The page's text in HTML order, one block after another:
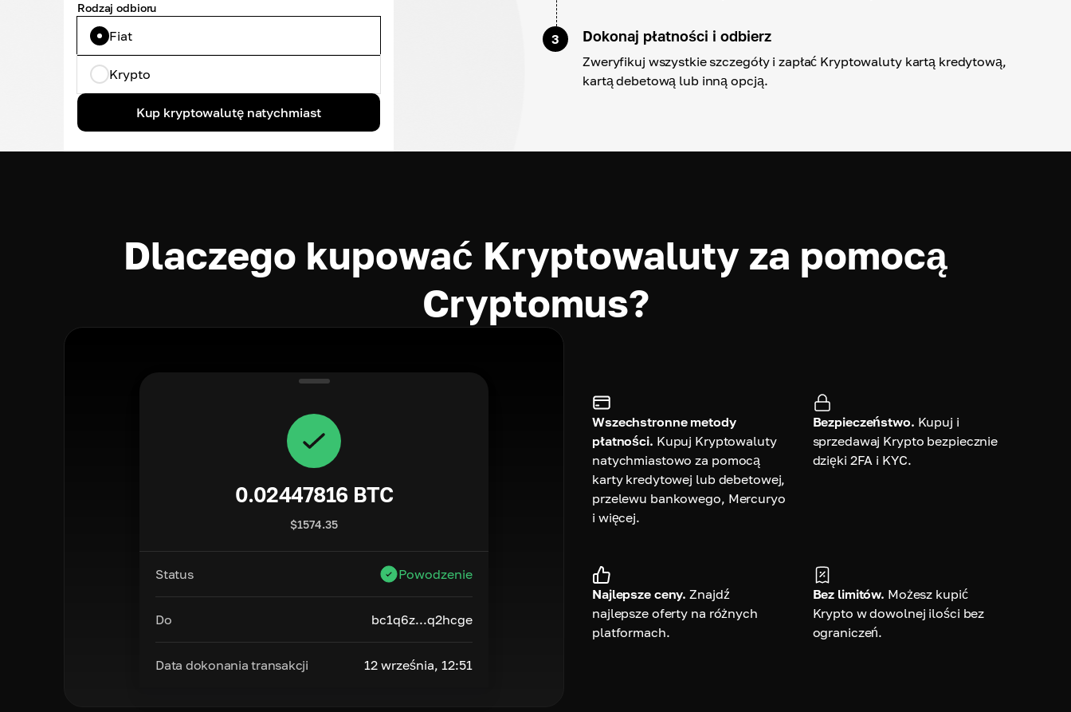
Rodzaj odbioru
Fiat
Krypto
Kup kryptowalutę natychmiast
3 Dokonaj płatności i odbierz
Zweryfikuj wszystkie szczegóły i zapłać Kryptowaluty kartą kredytową,
kartą debetową lub inną opcją.
Dlaczego kupować Kryptowaluty za pomocą
Cryptomus?
0.02447816 BTC
$1574.35
Status Powodzenie
Do bc1q6z...q2hcge
Data dokonania transakcji 12 września, 12:51
Wszechstronne metody
płatności. Kupuj Kryptowaluty
natychmiastowo za pomocą
karty kredytowej lub debetowej,
przelewu bankowego, Mercuryo
i więcej.
Bezpieczeństwo. Kupuj i
sprzedawaj Krypto bezpiecznie
dzięki 2FA i KYC.
Najlepsze ceny. Znajdź
najlepsze oferty na różnych
platformach.
Bez limitów. Możesz kupić
Krypto w dowolnej ilości bez
ograniczeń.